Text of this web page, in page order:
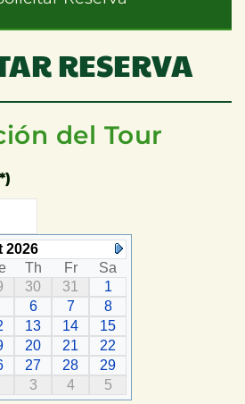
RESERVA
del Tour
2026
Th Fr
Sa
30 31
1
6 7
8
13 14
15
20 21
22
27 28
29
3 4 5